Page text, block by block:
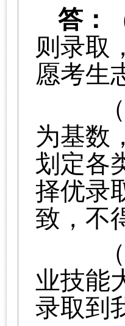
答：
则录取
愿考生
（2
为基数
划定各
择优录
致，不
（3
业技能
录取到